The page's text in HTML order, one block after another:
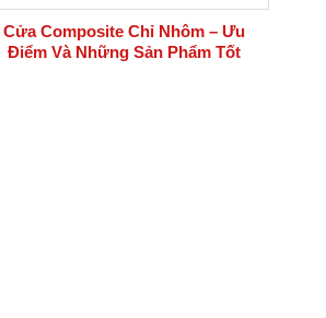
Cửa Composite Chỉ Nhôm – Ưu
Điểm Và Những Sản Phẩm Tốt